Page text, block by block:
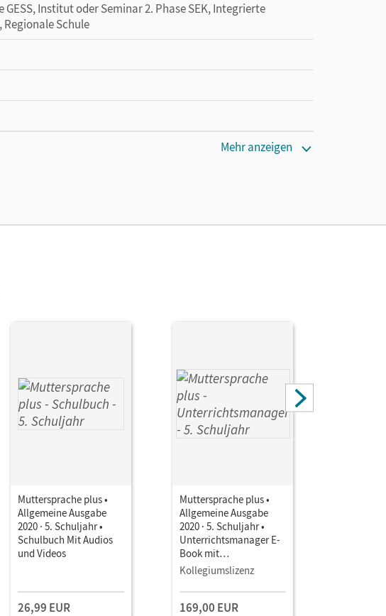
Institut oder Seminar 2. Phase SEK, Integrierte
Regionale Schule
Mehr anzeigen
Muttersprache plus •
Allgemeine Ausgabe
2020 · 5. Schuljahr •
Schulbuch Mit Audios
und Videos
26,99 EUR
Muttersprache plus •
Allgemeine Ausgabe
2020 · 5. Schuljahr •
Unterrichtsmanager E-
Book mit
Lehrkräftematerialien
und Planungstools
Kollegiumslizenz
169,00 EUR